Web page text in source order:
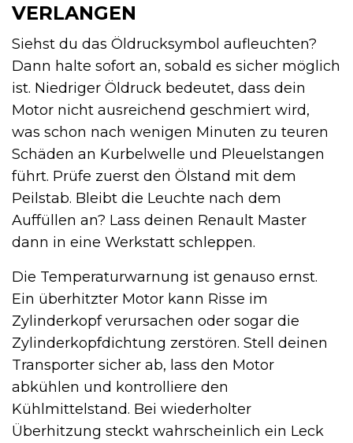
VERLANGEN
Siehst du das Öldrucksymbol aufleuchten?
Dann halte sofort an, sobald es sicher möglich
ist. Niedriger Öldruck bedeutet, dass dein
Motor nicht ausreichend geschmiert wird,
was schon nach wenigen Minuten zu teuren
Schäden an Kurbelwelle und Pleuelstangen
führt. Prüfe zuerst den Ölstand mit dem
Peilstab. Bleibt die Leuchte nach dem
Auffüllen an? Lass deinen Renault Master
dann in eine Werkstatt schleppen.
Die Temperaturwarnung ist genauso ernst.
Ein überhitzter Motor kann Risse im
Zylinderkopf verursachen oder sogar die
Zylinderkopfdichtung zerstören. Stell deinen
Transporter sicher ab, lass den Motor
abkühlen und kontrolliere den
Kühlmittelstand. Bei wiederholter
Überhitzung steckt wahrscheinlich ein Leck